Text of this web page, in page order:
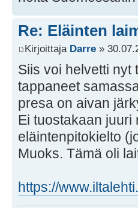
Re: Eläinten
Kirjoittaja Darre »
Siis voi helvetti nyt
tappaneet
presa on aivan
Ei tuostakaan
eläintenpitokielto
Muoks. Tämä oli
https://